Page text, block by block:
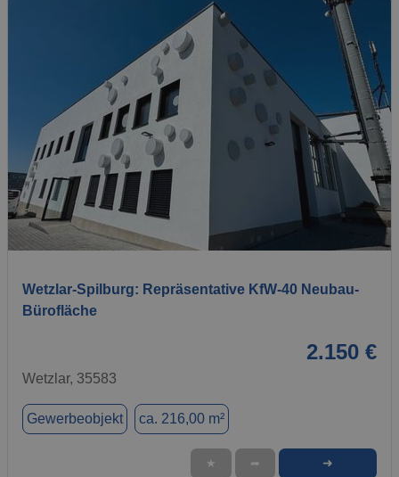
Wetzlar-Spilburg: Repräsentative KfW-40 Neubau-
Bürofläche
2.150 €
Wetzlar, 35583
Gewerbeobjekt ca. 216,00 m²
★ ➦ ➜